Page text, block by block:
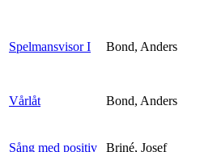
Spelmansvisor I Bond, Anders
Vårlåt Bond, Anders
Sång med positiv Briné, Josef